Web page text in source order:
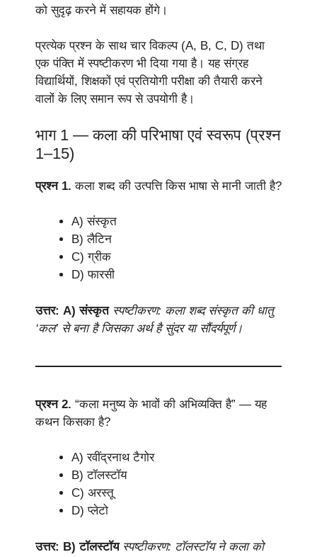
को सुदृढ़ करने में सहायक होंगे।
प्रत्येक प्रश्न के साथ चार विकल्प (A, B, C, D) तथा
एक पंक्ति में स्पष्टीकरण भी दिया गया है। यह संग्रह
विद्यार्थियों, शिक्षकों एवं प्रतियोगी परीक्षा की तैयारी करने
वालों के लिए समान रूप से उपयोगी है।
भाग 1 — कला की परिभाषा एवं स्वरूप (प्रश्न
1–15)
प्रश्न 1. कला शब्द की उत्पत्ति किस भाषा से मानी जाती है?
A) संस्कृत
B) लैटिन
C) ग्रीक
D) फारसी
उत्तर: A) संस्कृत स्पष्टीकरण: कला शब्द संस्कृत की धातु
‘कल’ से बना है जिसका अर्थ है सुंदर या सौंदर्यपूर्ण।
प्रश्न 2. “कला मनुष्य के भावों की अभिव्यक्ति है” — यह
कथन किसका है?
A) रवींद्रनाथ टैगोर
B) टॉलस्टॉय
C) अरस्तू
D) प्लेटो
उत्तर: B) टॉलस्टॉय स्पष्टीकरण: टॉलस्टॉय ने कला को